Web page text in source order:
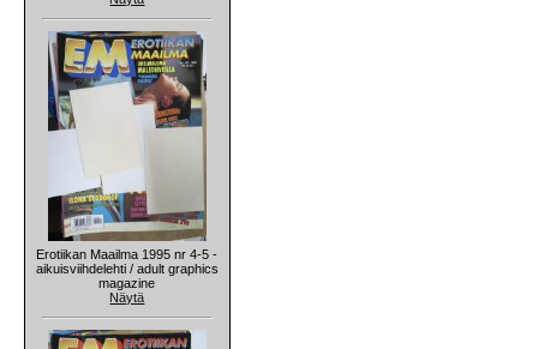
Erotiikan Maailma 1995 nr 4-5 -
aikuisviihdelehti / adult graphics
magazine
Näytä